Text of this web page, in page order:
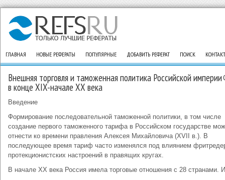
ГЛАВНАЯ НОВЫЕ РЕФЕРАТЫ ПОПУЛЯРНЫЕ ДОБАВИТЬ РЕФЕРАТ ПОИСК
Внешняя торговля и таможенная политика Российской империи
в конце XIX-начале XX века
Введение
Формирование последовательной таможенной политики, в том числе
создание первого таможенного тарифа в Российском государстве
отнести ко времени правления Алексея Михайловича (XVII в.). В
последующее время тариф часто изменялся под влиянием
протекционистских настроений в правящих кругах.
В начале XX века Россия имела торговые отношения с 28 странами.